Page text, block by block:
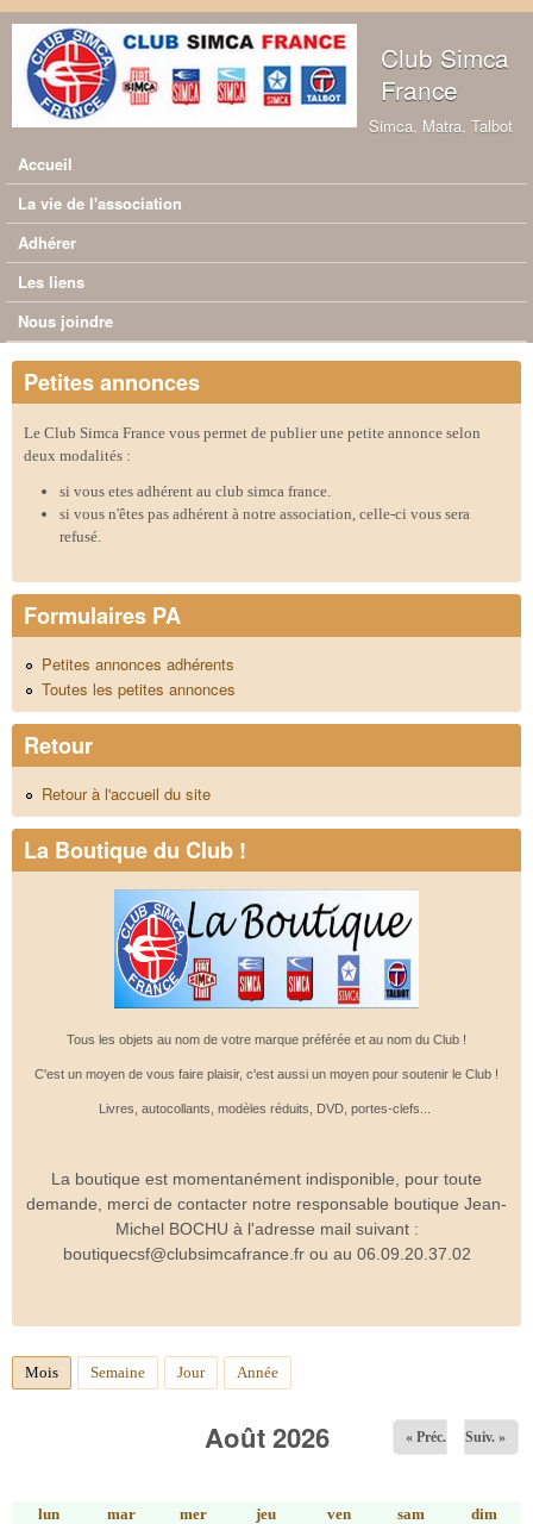
Aller au contenu principal
Club Simca
France
Simca, Matra, Talbot
Menu principal
Accueil
La vie de l'association
Adhérer
Les liens
Nous joindre
Petites annonces
Le Club Simca France vous permet de publier une petite annonce selon
deux modalités :
si vous etes adhérent au club simca france.
si vous n'êtes pas adhérent à notre association, celle-ci vous sera
refusé.
Formulaires PA
Petites annonces adhérents
Toutes les petites annonces
Retour
Retour à l'accueil du site
La Boutique du Club !
Tous les objets au nom de votre marque préférée et au nom du Club !
C'est un moyen de vous faire plaisir, c'est aussi un moyen pour soutenir le Club !
Livres, autocollants, modèles réduits, DVD, portes-clefs...
La boutique est momentanément indisponible, pour toute
demande, merci de contacter notre responsable boutique Jean-
Michel BOCHU à l'adresse mail suivant :
boutiquecsf@clubsimcafrance.fr ou au 06.09.20.37.02
Mois (onglet actif)
Semaine Jour Année
Août 2026 « Préc. Suiv. »
lun mar mer jeu ven sam
dim